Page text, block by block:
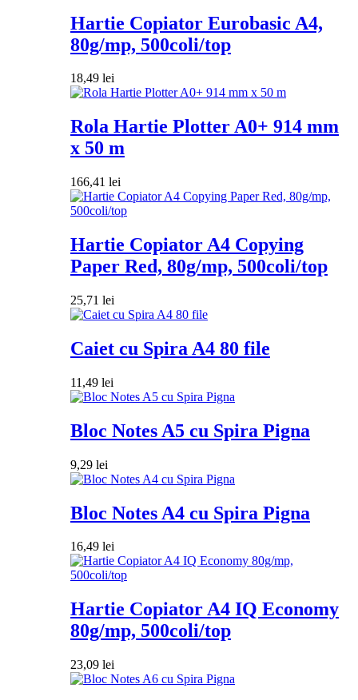
Hartie Copiator Eurobasic A4,
80g/mp, 500coli/top
18,49 lei
Rola Hartie Plotter A0+ 914 mm
x 50 m
166,41 lei
Hartie Copiator A4 Copying
Paper Red, 80g/mp, 500coli/top
25,71 lei
Caiet cu Spira A4 80 file
11,49 lei
Bloc Notes A5 cu Spira Pigna
9,29 lei
Bloc Notes A4 cu Spira Pigna
16,49 lei
Hartie Copiator A4 IQ Economy
80g/mp, 500coli/top
23,09 lei